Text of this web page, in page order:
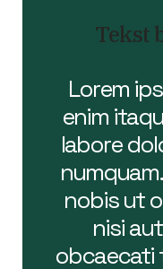
Tekst
Lorem
enim
labore
nobis ut
nisi
obcaecati